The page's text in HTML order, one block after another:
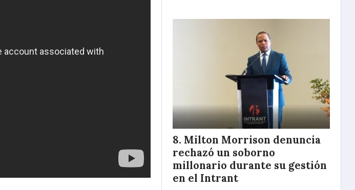
Milton Morrison denuncia
rechazó un soborno
millonario durante su gestión
en el Intrant